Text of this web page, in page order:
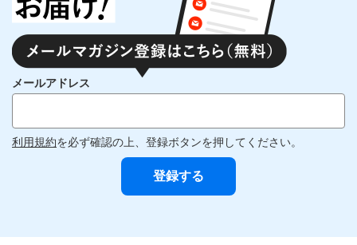
メールアドレス
利用規約を必ず確認の上、登録ボタンを押してください。